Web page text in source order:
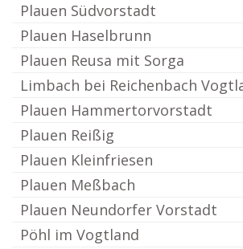
Plauen Südvorstadt
Plauen Haselbrunn
Plauen Reusa mit Sorga
Limbach bei Reichenbach
Plauen Hammertorvorstadt
Plauen Reißig
Plauen Kleinfriesen
Plauen Meßbach
Plauen Neundorfer Vorstadt
Pöhl im Vogtland